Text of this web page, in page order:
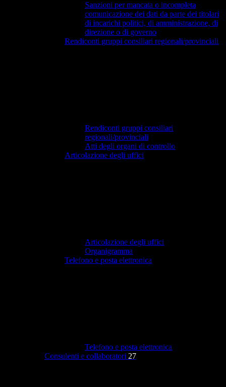
Sanzioni per mancata o incompleta
comunicazione dei dati da parte dei titolari
di incarichi politici, di amministrazione, di
direzione o di governo
Rendiconti gruppi consiliari regionali/provinciali
Rendiconti gruppi consiliari
regionali/provinciali
Atti degli organi di controllo
Articolazione degli uffici
Articolazione degli uffici
Organigramma
Telefono e posta elettronica
Telefono e posta elettronica
Consulenti e collaboratori 27